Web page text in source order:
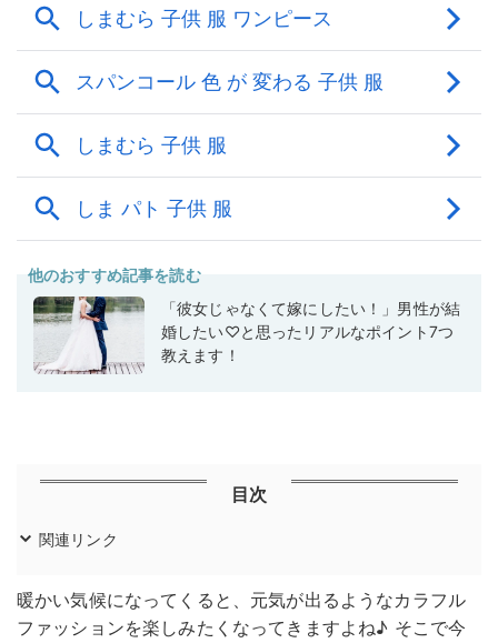
他のおすすめ記事を読む
「彼女じゃなくて嫁にしたい！」男性が結
婚したい♡と思ったリアルなポイント7つ
教えます！
目次
関連リンク
暖かい気候になってくると、元気が出るようなカラフル
ファッションを楽しみたくなってきますよね♪ そこで今